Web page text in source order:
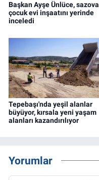
Başkan Ayşe Ünlüce, sazova
çocuk evi inşaatını yerinde
inceledi
Tepebaşı'nda yeşil alanlar
büyüyor, kırsala yeni yaşam
alanları kazandırılıyor
Yorumlar